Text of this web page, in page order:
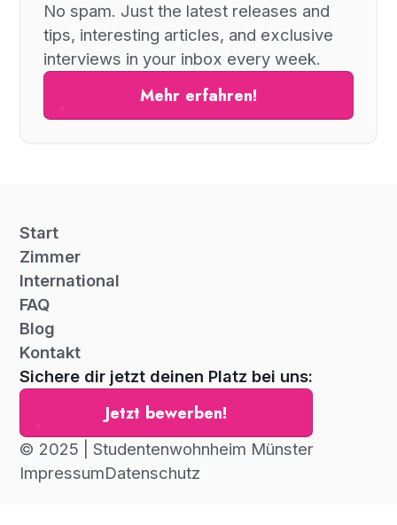
No spam. Just the latest releases and
tips, interesting articles, and exclusive
interviews in your inbox every week.
Mehr erfahren!
Start
Zimmer
International
FAQ
Blog
Kontakt
Sichere dir jetzt deinen Platz bei uns:
Jetzt bewerben!
© 2025 | Studentenwohnheim Münster
ImpressumDatenschutz